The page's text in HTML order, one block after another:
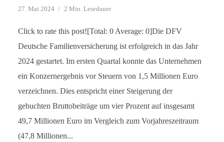
27. Mai 2024 2 Min. Lesedauer
Click to rate this post![Total: 0 Average: 0]Die DFV
Deutsche Familienversicherung ist erfolgreich in das Jahr
2024 gestartet. Im ersten Quartal konnte das Unternehmen
ein Konzernergebnis vor Steuern von 1,5 Millionen Euro
verzeichnen. Dies entspricht einer Steigerung der
gebuchten Bruttobeiträge um vier Prozent auf insgesamt
49,7 Millionen Euro im Vergleich zum Vorjahreszeitraum
(47,8 Millionen...